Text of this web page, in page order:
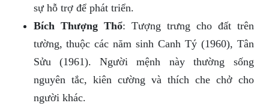
sự hỗ trợ để phát triển.
Bích Thượng Thổ: Tượng trưng cho đất trên
tường, thuộc các năm sinh Canh Tý (1960), Tân
Sửu (1961). Người mệnh này thường sống
nguyên tắc, kiên cường và thích che chở cho
người khác.